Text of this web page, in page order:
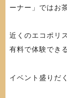
ーナー」ではお
近くのエコポリ
有料で体験でき
イベント盛りだ